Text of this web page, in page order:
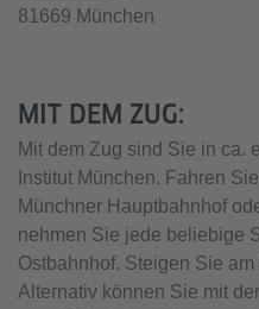
81669 München
MIT DEM ZUG:
Mit dem Zug sind Sie in ca.
Institut München. Fahren
Münchner Hauptbahnhof
nehmen Sie jede beliebige
Ostbahnhof. Steigen Sie
Alternativ können Sie mit